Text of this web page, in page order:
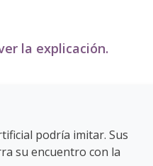
la explicación.
podría imitar. Sus
su encuentro con la